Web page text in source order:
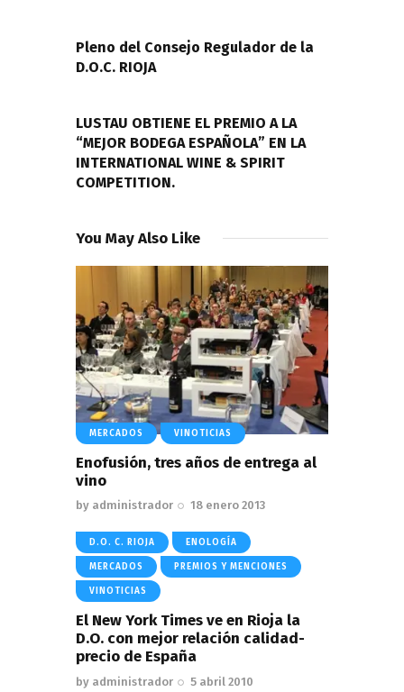
entradas
Pleno del Consejo Regulador de la
D.O.C. RIOJA
LUSTAU OBTIENE EL PREMIO A LA
“MEJOR BODEGA ESPAÑOLA” EN LA
INTERNATIONAL WINE & SPIRIT
COMPETITION.
You May Also Like
MERCADOS VINOTICIAS
Enofusión, tres años de entrega al
vino
by administrador 18 enero 2013
D.O. C. RIOJA ENOLOGÍA
MERCADOS PREMIOS Y MENCIONES
VINOTICIAS
El New York Times ve en Rioja la
D.O. con mejor relación calidad-
precio de España
by administrador 5 abril 2010